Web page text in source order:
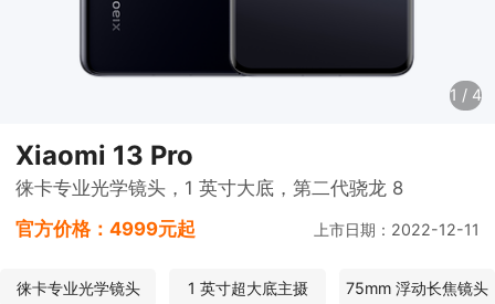
1 / 4
Xiaomi 13 Pro
徕卡专业光学镜头，1 英寸大底，第二代骁龙 8
官方价格：4999元起 上市日期：2022-12-11
徕卡专业光学镜头 1 英寸超大底主摄 75mm 浮动长焦镜头